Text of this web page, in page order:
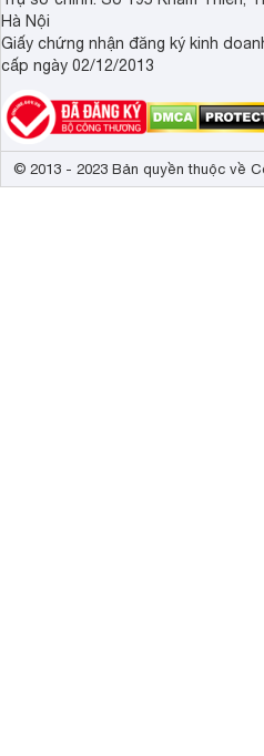
Hà Nội
Giấy chứng nhận đăng ký kinh
cấp ngày 02/12/2013
© 2013 - 2023 Bản quyền thuộc về